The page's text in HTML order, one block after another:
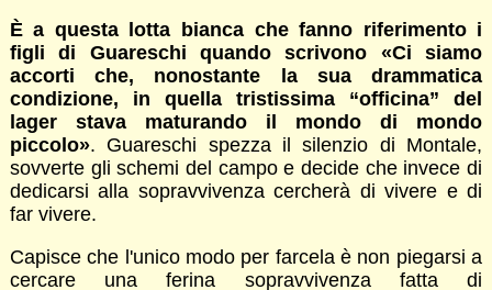
È a questa lotta bianca che fanno riferimento i
figli di Guareschi quando scrivono «Ci siamo
accorti che, nonostante la sua drammatica
condizione, in quella tristissima “officina” del
lager stava maturando il mondo di mondo
piccolo». Guareschi spezza il silenzio di Montale,
sovverte gli schemi del campo e decide che invece di
dedicarsi alla sopravvivenza cercherà di vivere e di
far vivere.
Capisce che l'unico modo per farcela è non piegarsi a
cercare una ferina sopravvivenza fatta di